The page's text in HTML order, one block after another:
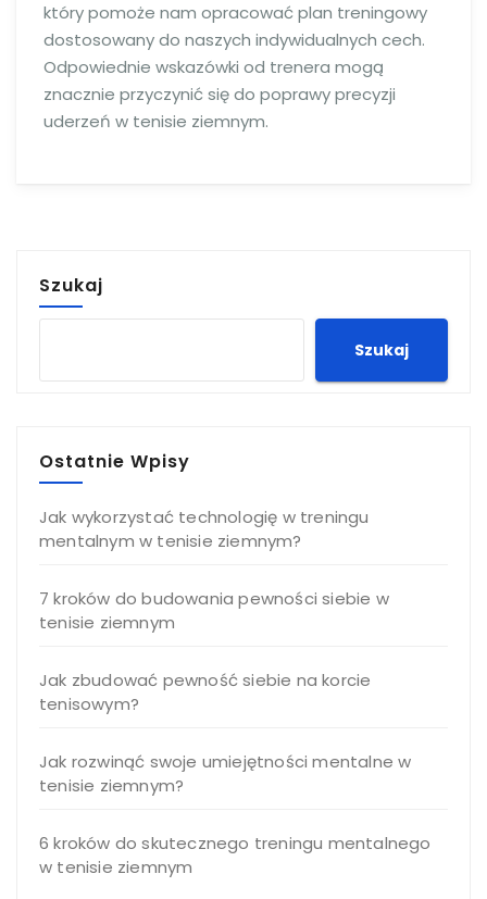
który pomoże nam opracować plan treningowy
dostosowany do naszych indywidualnych cech.
Odpowiednie wskazówki od trenera mogą
znacznie przyczynić się do poprawy precyzji
uderzeń w tenisie ziemnym.
Szukaj
Szukaj
Ostatnie Wpisy
Jak wykorzystać technologię w treningu
mentalnym w tenisie ziemnym?
7 kroków do budowania pewności siebie w
tenisie ziemnym
Jak zbudować pewność siebie na korcie
tenisowym?
Jak rozwinąć swoje umiejętności mentalne w
tenisie ziemnym?
6 kroków do skutecznego treningu mentalnego
w tenisie ziemnym